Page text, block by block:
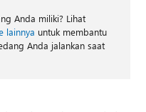
Anda miliki? Lihat
lainnya untuk membantu
Anda jalankan saat